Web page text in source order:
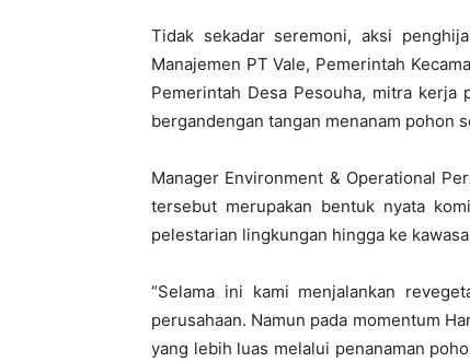
Tidak sekadar seremoni, aksi
Manajemen PT Vale, Pemerintah
Pemerintah Desa Pesouha, mitra kerja
bergandengan tangan menanam pohon
Manager Environment & Operational
tersebut merupakan bentuk nyata
pelestarian lingkungan hingga ke
“Selama ini kami menjalankan
perusahaan. Namun pada momentum
yang lebih luas melalui penanaman